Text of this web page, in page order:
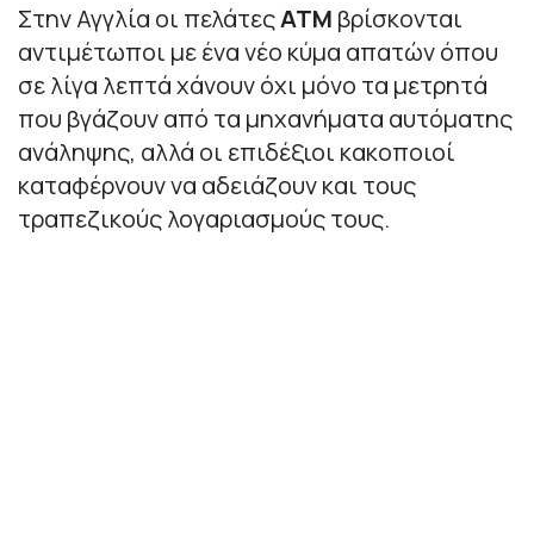
Στην Αγγλία οι πελάτεςΑΤΜ βρίσκονται
αντιμέτωποι με ένα νέο κύμα απατών όπου
σε λίγα λεπτά χάνουν όχι μόνο τα μετρητά
που βγάζουν από τα μηχανήματα αυτόματης
ανάληψης, αλλά οι επιδέξιοι κακοποιοί
καταφέρνουν να αδειάζουν και τους
τραπεζικούς λογαριασμούς τους.